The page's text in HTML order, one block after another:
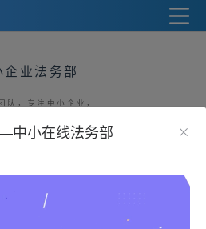
中小在线法务部
企业法务部
队，专注中小企业，
透明，一次付费终生服务